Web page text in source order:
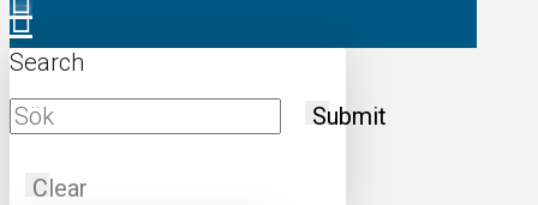
Search
Submit
Clear